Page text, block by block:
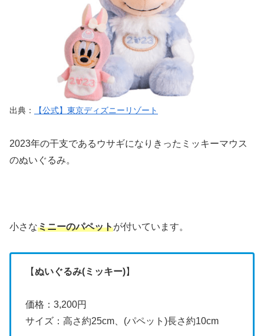
出典： 【公式】東京ディズニーリゾート
2023年の干支であるウサギになりきったミッキーマウス
のぬいぐるみ。
小さなミニーのパペットが付いています。
【ぬいぐるみ(ミッキー)】
価格：3,200円
サイズ：高さ約25cm、(パペット)長さ約10cm